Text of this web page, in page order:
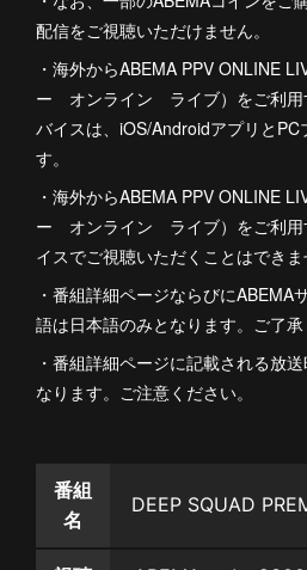
配信をご視聴いただけません。
・海外からABEMA PPV ONLINE
ー オンライン ライブ）をご利用
バイスは、iOS/AndroidアプリとPC
す。
・海外からABEMA PPV ONLINE
ー オンライン ライブ）をご利用
イスでご視聴いただくことはできま
・番組詳細ページならびにABEMA
語は日本語のみとなります。ご了承
・番組詳細ページに記載される放
なります。ご注意ください。